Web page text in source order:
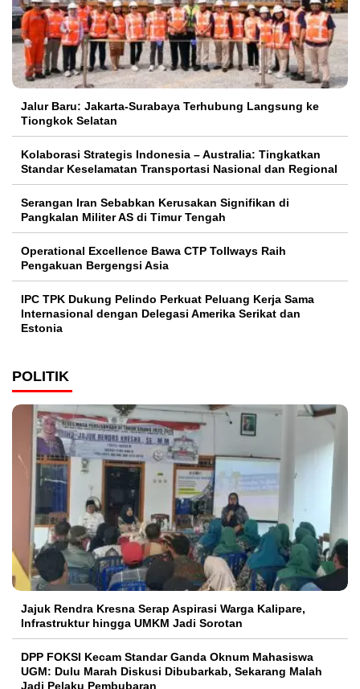
Jalur Baru: Jakarta-Surabaya Terhubung Langsung ke
Tiongkok Selatan
Kolaborasi Strategis Indonesia – Australia: Tingkatkan
Standar Keselamatan Transportasi Nasional dan Regional
Serangan Iran Sebabkan Kerusakan Signifikan di
Pangkalan Militer AS di Timur Tengah
Operational Excellence Bawa CTP Tollways Raih
Pengakuan Bergengsi Asia
IPC TPK Dukung Pelindo Perkuat Peluang Kerja Sama
Internasional dengan Delegasi Amerika Serikat dan
Estonia
POLITIK
Jajuk Rendra Kresna Serap Aspirasi Warga Kalipare,
Infrastruktur hingga UMKM Jadi Sorotan
DPP FOKSI Kecam Standar Ganda Oknum Mahasiswa
UGM: Dulu Marah Diskusi Dibubarkab, Sekarang Malah
Jadi Pelaku Pembubaran